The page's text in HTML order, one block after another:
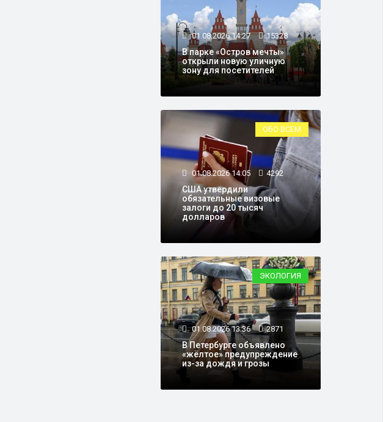
01.08.2026 14:27 15328
В парке «Остров мечты»
открыли новую уличную
зону для посетителей
ОБО ВСЕМ
01.08.2026 14:05 4292
США утвердили
обязательные визовые
залоги до 20 тысяч
долларов
ЭКОЛОГИЯ
01.08.2026 13:36 2871
В Петербурге объявлено
«жёлтое» предупреждение
из-за дождя и грозы